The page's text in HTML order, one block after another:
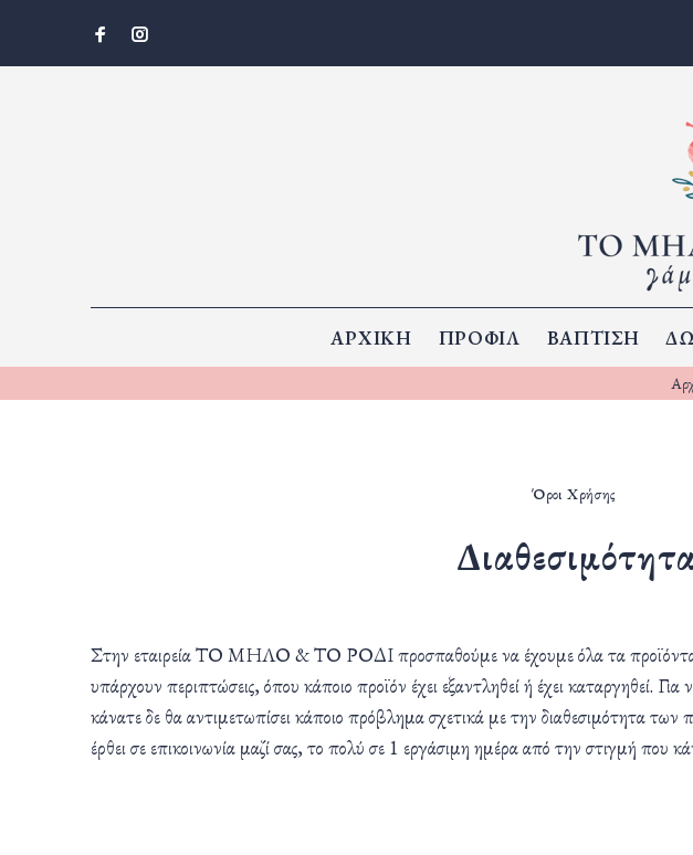
ΑΡΧΙΚΗ ΠΡΟΦΙΛ ΒΑΠΤΙΣΗ
Όροι Χρήσης
Στην εταιρεία ΤΟ ΜΗΛΟ & ΤΟ ΡΟΔΙ προσπαθούμε να έχουμε όλα τα προϊόντα
υπάρχουν περιπτώσεις, όπου κάποιο προϊόν έχει εξαντληθεί ή έχει καταργηθεί.
κάνατε δε θα αντιμετωπίσει κάποιο πρόβλημα σχετικά με την διαθεσιμότητα των
έρθει σε επικοινωνία μαζί σας, το πολύ σε 1 εργάσιμη ημέρα από την στιγμή που